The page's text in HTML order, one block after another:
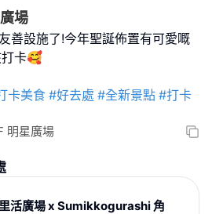
場
善設施了!今年聖誕佈置有可愛嘅
打卡🥰
卡美食#好去處 #全新景點 #打卡
明星廣場
活廣場 x Sumikkogurashi 角